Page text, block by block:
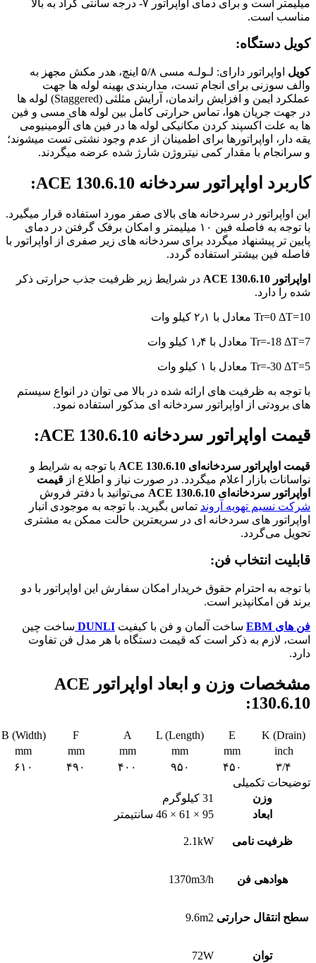
میلیمتر است و برای دمای اواپراتور ۷- درجه سانتی گراد به بالا
مناسب است.
کویل دستگاه:
کویل
اواپراتور دارای: لـولـه مسی ۵/٨ اینچ، هدر مکش مجهز به
والف سوزنی برای انجام تست، مداربندی بهینه لوله ها جهت
عملکرد ایمن و افزایش راندمان، آرایش مثلثی (Staggered) لوله ها
در جهت جریان هوا، تماس حرارتی کامل بین لوله های مسی و فین
ها به علت اکسپند کردن مکانیکی لوله ها در فین های آلومینیومی
یقه دار، اواپراتورها برای اطمینان از عدم وجود نشتی تست میشوند؛
و سرانجام با مقدار کمی نیتروژن شارژ شده عرضه میگردند.
کاربرد اواپراتور سردخانه ACE 130.6.10:
این اواپراتور در سردخانه های بالای صفر مورد استفاده قرار میگیرد.
با توجه به فاصله فین ۱۰ میلیمتر و امکان برفک گرفتن در دمای
پایین تر پیشنهاد میگردد برای سردخانه های زیر صفری از اواپراتور با
فاصله فین بیشتر استفاده گردد.
اواپراتور ACE 130.6.10
در شرایط زیر ظرفیت جذب حرارتی ذکر
شده را دارد.
Tr=0 ΔT=10 معادل با ۲٫۱ کیلو وات
Tr=-18 ΔT=7 معادل با ۱٫۴ کیلو وات
Tr=-30 ΔT=5 معادل با ۱ کیلو وات
با توجه به ظرفیت های ارائه شده در بالا می توان در انواع سیستم
های برودتی از اواپراتور سردخانه ای مذکور استفاده نمود.
قیمت اواپراتور سردخانه ACE 130.6.10:
قیمت اواپراتور سردخانه‌ای ACE 130.6.10
با توجه به شرایط و
نواسانات بازار اعلام میگردد. در صورت نیاز و اطلاع از قیمت
اواپراتور سردخانه‌ای ACE 130.6.10 می‌توانید با دفتر فروش
شرکت نسیم تهویه آروند تماس بگیرید. با توجه به موجودی انبار
اواپراتور های سردخانه ای در سریعترین حالت ممکن به مشتری
تحویل می‌گردد.
قابلیت انتخاب فن:
با توجه به احترام حقوق خریدار امکان سفارش این اواپراتور با دو
برند فن امکانپذیر است.
فن های EBM ساخت آلمان و فن با کیفیت DUNLI ساخت چین
است، لازم به ذکر است که قیمت دستگاه با هر مدل فن تفاوت
دارد.
مشخصات وزن و ابعاد اواپراتور ACE
130.6.10:
K (Drain)
E
L (Length)
A
F
B (Width)
inch
mm
mm
mm
mm
mm
۳/۴
۴۵۰ ۹۵۰ ۴۰۰ ۴۹۰
۶۱۰
توضیحات تکمیلی
وزن
31 کیلوگرم
ابعاد
95 × 61 × 46 سانتیمتر
ظرفیت نامی 2.1kW
هوادهی فن 1370m3/h
سطح انتقال حرارتی 9.6m2
توان 72W